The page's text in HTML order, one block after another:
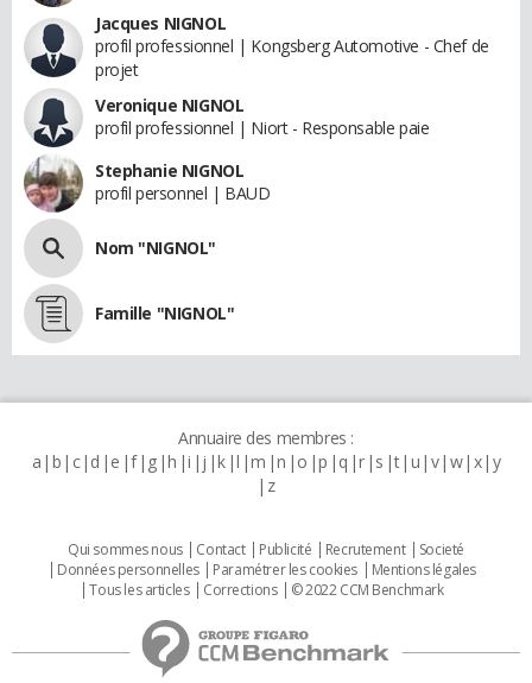
Jacques NIGNOL
profil professionnel | Kongsberg Automotive - Chef de
projet
Veronique NIGNOL
profil professionnel | Niort - Responsable paie
Stephanie NIGNOL
profil personnel | BAUD
Nom "NIGNOL"
Famille "NIGNOL"
Annuaire des membres :
a b c d e f g h i j k l m n o p q r s t u v w x y
z
Qui sommes nous Contact Publicité Recrutement
Societé
Données personnelles
Paramétrer les cookies
Mentions légales
Tous les articles
Corrections © 2022 CCM Benchmark